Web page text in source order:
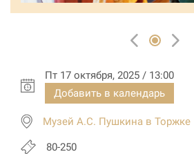
Пт 17 октября, 2025 / 13:00
Добавить в календарь
Музей А.С. Пушкина в Торжке
80-250